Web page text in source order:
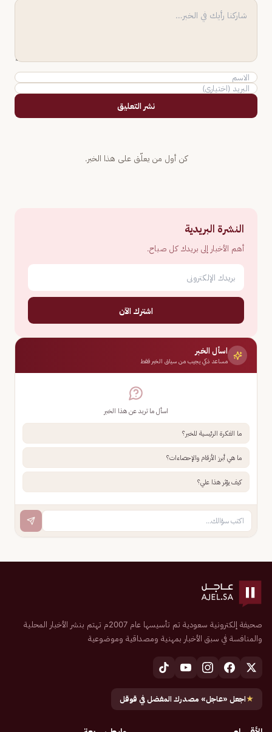
نشر التعليق
كن أول من يعلّق على هذا الخبر.
النشرة البريدية
أهم الأخبار إلى بريدك كل صباح.
اشترك الآن
اسأل الخبر
مساعد ذكي يجيب من سياق الخبر فقط
اسأل ما تريد عن هذا الخبر
ما الفكرة الرئيسية للخبر؟
ما هي أبرز الأرقام والإحصاءات؟
كيف يؤثر هذا علي؟
صحيفة إلكترونية سعودية تم تأسيسها عام 2007م تهتم بنشر الأخبار المحلية
والمنافسة في سبق الأخبار بمهنية ومصداقية وموضوعية
★اجعل «عاجل» مصدرك المفضل في قوقل